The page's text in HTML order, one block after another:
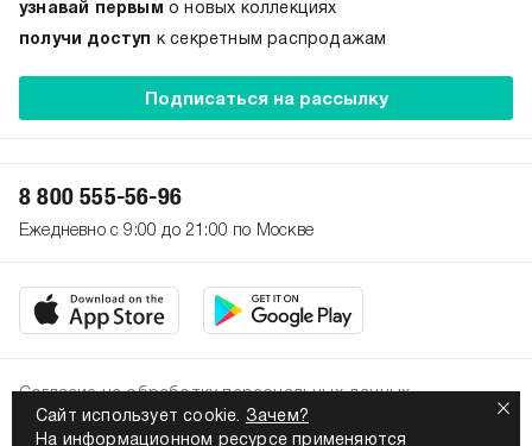
Сайт использует cookie. Зачем?
На информационном ресурсе применяются
узнавай первым о новых коллекциях
получи доступ
к секретным распродажам
Подписаться на рассылку
8 800 555-56-96
Ежедневно с 9:00 до 21:00 по Москве
Политика конфиденциальности
Согласие на обработку персональных данных